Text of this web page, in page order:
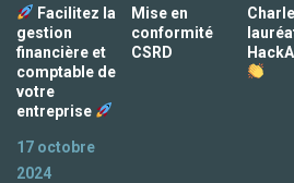
Facilitez la
gestion
financière et
comptable de
votre
entreprise
Mise en
conformité
CSRD
17 octobre
2024